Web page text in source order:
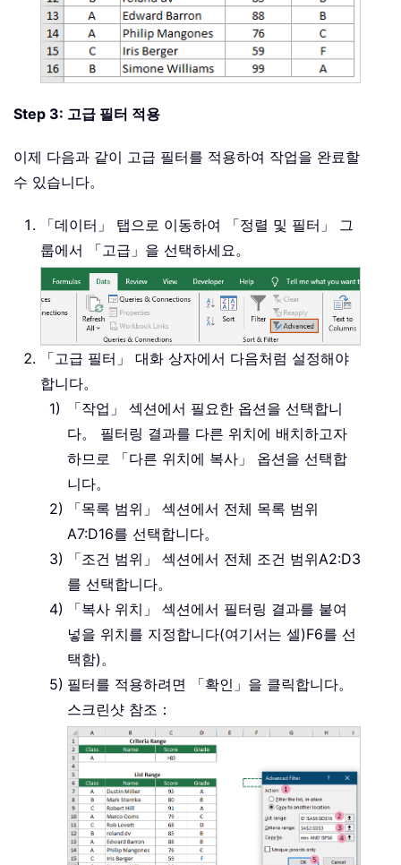
Step 3: 고급 필터 적용
이제 다음과 같이 고급 필터를 적용하여 작업을 완료할
수 있습니다。
「데이터」 탭으로 이동하여 「정렬 및 필터」 그
룹에서 「고급」을 선택하세요。
「고급 필터」 대화 상자에서 다음처럼 설정해야
합니다。
「작업」 섹션에서 필요한 옵션을 선택합니
다。 필터링 결과를 다른 위치에 배치하고자
하므로 「다른 위치에 복사」 옵션을 선택합
니다。
「목록 범위」 섹션에서 전체 목록 범위
A7:D16를 선택합니다。
「조건 범위」 섹션에서 전체 조건 범위A2:D3
를 선택합니다。
「복사 위치」 섹션에서 필터링 결과를 붙여
넣을 위치를 지정합니다(여기서는 셀)F6를 선
택함)。
필터를 적용하려면 「확인」을 클릭합니다。
스크린샷 참조：